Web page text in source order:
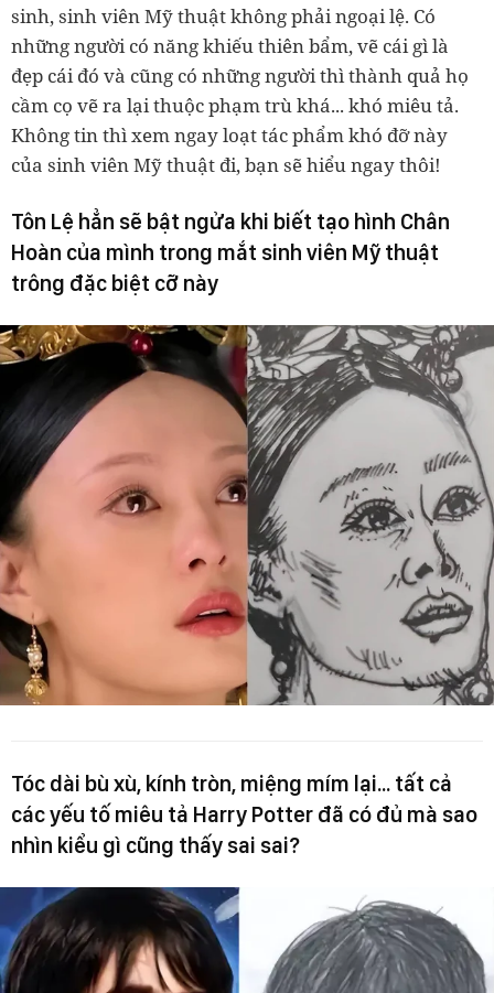
sinh, sinh viên Mỹ thuật không phải ngoại lệ. Có
những người có năng khiếu thiên bẩm, vẽ cái gì là
đẹp cái đó và cũng có những người thì thành quả họ
cầm cọ vẽ ra lại thuộc phạm trù khá... khó miêu tả.
Không tin thì xem ngay loạt tác phẩm khó đỡ này
của sinh viên Mỹ thuật đi, bạn sẽ hiểu ngay thôi!
Tôn Lệ hẳn sẽ bật ngửa khi biết tạo hình Chân
Hoàn của mình trong mắt sinh viên Mỹ thuật
trông đặc biệt cỡ này
Tóc dài bù xù, kính tròn, miệng mím lại... tất cả
các yếu tố miêu tả Harry Potter đã có đủ mà sao
nhìn kiểu gì cũng thấy sai sai?